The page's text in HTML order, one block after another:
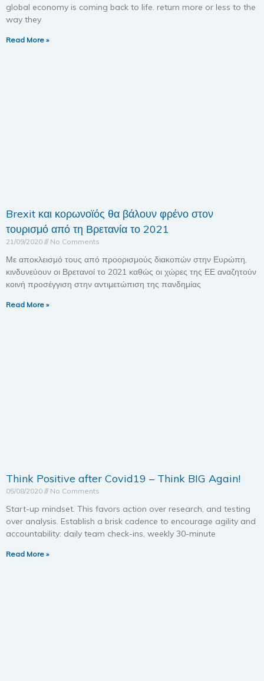
global economy is coming back to life. return more or less to the
way they
Read More »
Brexit και κορωνοϊός θα βάλουν φρένο στον
τουρισμό από τη Βρετανία το 2021
21/09/2020 No Comments
Με αποκλεισμό τους από προορισμούς διακοπών στην Ευρώπη,
κινδυνεύουν οι Βρετανοί το 2021 καθώς οι χώρες της ΕΕ αναζητούν
κοινή προσέγγιση στην αντιμετώπιση της πανδημίας
Read More »
Think Positive after Covid19 – Think BIG Again!
05/08/2020 No Comments
Start-up mindset. This favors action over research, and testing
over analysis. Establish a brisk cadence to encourage agility and
accountability: daily team check-ins, weekly 30-minute
Read More »